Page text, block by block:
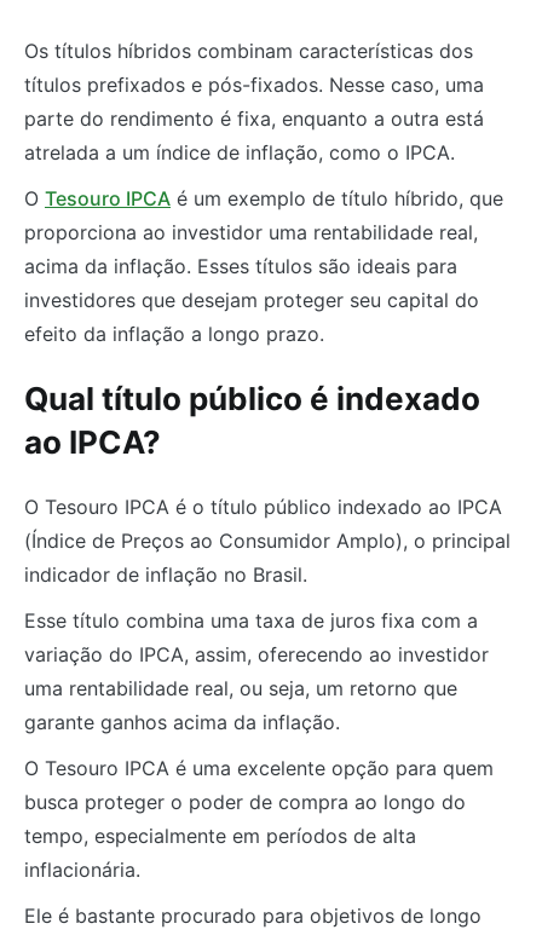
Os títulos híbridos combinam características dos
títulos prefixados e pós-fixados. Nesse caso, uma
parte do rendimento é fixa, enquanto a outra está
atrelada a um índice de inflação, como o IPCA.
O Tesouro IPCA é um exemplo de título híbrido, que
proporciona ao investidor uma rentabilidade real,
acima da inflação. Esses títulos são ideais para
investidores que desejam proteger seu capital do
efeito da inflação a longo prazo.
Qual título público é indexado
ao IPCA?
O Tesouro IPCA é o título público indexado ao IPCA
(Índice de Preços ao Consumidor Amplo), o principal
indicador de inflação no Brasil.
Esse título combina uma taxa de juros fixa com a
variação do IPCA, assim, oferecendo ao investidor
uma rentabilidade real, ou seja, um retorno que
garante ganhos acima da inflação.
O Tesouro IPCA é uma excelente opção para quem
busca proteger o poder de compra ao longo do
tempo, especialmente em períodos de alta
inflacionária.
Ele é bastante procurado para objetivos de longo